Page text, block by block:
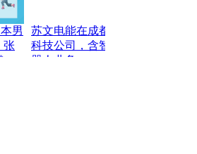
男
张
苏文电能在成都成立
科技公司，含智能机
器人业务